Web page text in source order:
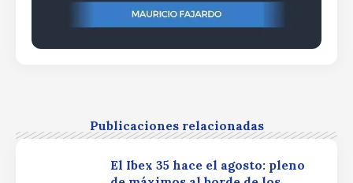
Publicaciones relacionadas
El Ibex 35 hace el agosto: pleno